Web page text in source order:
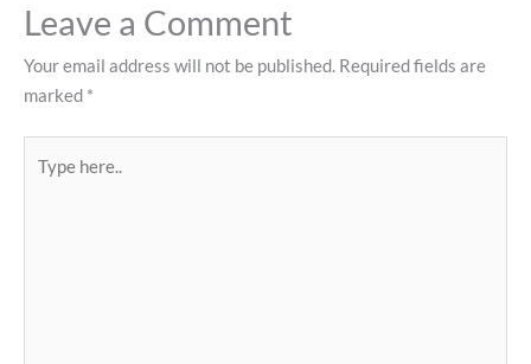
Leave a Comment
Your email address will not be published. Required fields are
marked *
here..